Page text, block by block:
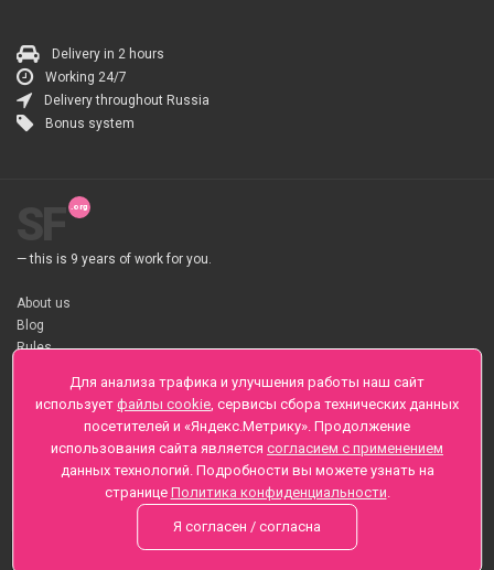
Delivery in 2 hours
Working 24/7
Delivery throughout Russia
Bonus system
— this is 9 years of work for you.
About us
Blog
Rules
About flower Delivery
Payment
Telegramm
Sankt-Peterburg, Zaozernaya 6
+7 (812) 425-01-16
Questions? Call 24 hours
Для анализа трафика и улучшения работы наш сайт
использует файлы cookie, сервисы сбора технических данных
посетителей и «Яндекс.Метрику». Продолжение
использования сайта является согласием с применением
данных технологий. Подробности вы можете узнать на
странице Политика конфиденциальности.
Я согласен / согласна